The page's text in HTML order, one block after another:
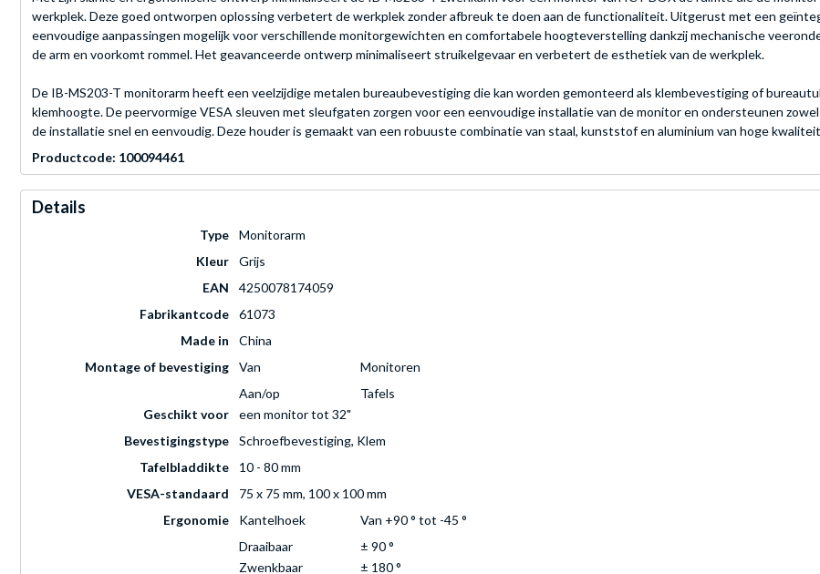
werkplek. Deze goed ontworpen oplossing verbetert de werkplek zonder afbreuk te doen aan de functionaliteit. Uitgerust met een
eenvoudige aanpassingen mogelijk voor verschillende monitorgewichten en comfortabele hoogteverstelling dankzij mechanische
de arm en voorkomt rommel. Het geavanceerde ontwerp minimaliseert struikelgevaar en verbetert de esthetiek van de werkplek.
De IB-MS203-T monitorarm heeft een veelzijdige metalen bureaubevestiging die kan worden gemonteerd als klembevestiging of
klemhoogte. De peervormige VESA sleuven met sleufgaten zorgen voor een eenvoudige installatie van de monitor en ondersteunen
de installatie snel en eenvoudig. Deze houder is gemaakt van een robuuste combinatie van staal, kunststof en aluminium van hoge
Productcode: 100094461
Details
Type
Monitorarm
Kleur
Grijs
EAN
4250078174059
Fabrikantcode
61073
Made in
China
Montage of bevestiging
Van
Monitoren
Aan/op
Tafels
Geschikt voor
een monitor tot 32"
Bevestigingstype
Schroefbevestiging, Klem
Tafelbladdikte
10 - 80 mm
VESA-standaard
75 x 75 mm, 100 x 100 mm
Ergonomie
Kantelhoek
Van +90 ° tot -45 °
Draaibaar
± 90 °
Zwenkbaar
± 180 °